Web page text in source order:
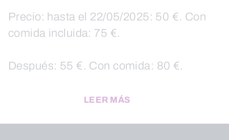
Precio: hasta el 22/05/2025: 50 €. Con
comida incluida: 75 €.
Después: 55 €. Con comida: 80 €.
LEER MÁS